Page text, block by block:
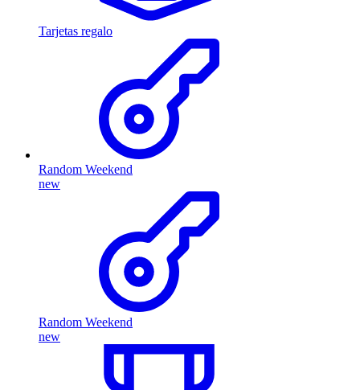
Tarjetas regalo
Random Weekend
new
Random Weekend
new